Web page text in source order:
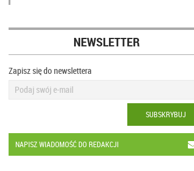
NEWSLETTER
Zapisz się do newslettera
SUBSKRYBUJ
NAPISZ WIADOMOŚĆ DO REDAKCJI